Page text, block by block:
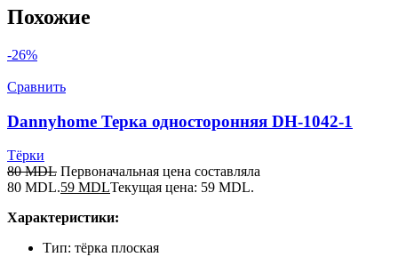
Похожие
-26%
Сравнить
Dannyhome Терка односторонняя DH-1042-1
Тёрки
80MDL Первоначальная цена составляла
80 MDL.59 MDLТекущая цена: 59 MDL.
Характеристики:
Тип: тёрка плоская